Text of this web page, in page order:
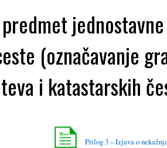
(označavanje
i katastarskih
Prilog 3 – Izjava o